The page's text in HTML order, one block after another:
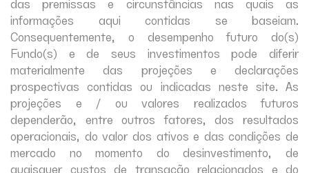
informações aqui contidas se baseiam.
Consequentemente, o desempenho futuro do(s)
Fundo(s) e de seus investimentos pode diferir
materialmente das projeções e declarações
prospectivas contidas ou indicadas neste site. As
projeções e / ou valores realizados futuros
dependerão, entre outros fatores, dos resultados
operacionais, do valor dos ativos e das condições de
mercado no momento do desinvestimento, de
quaisquer custos de transação relacionados e do